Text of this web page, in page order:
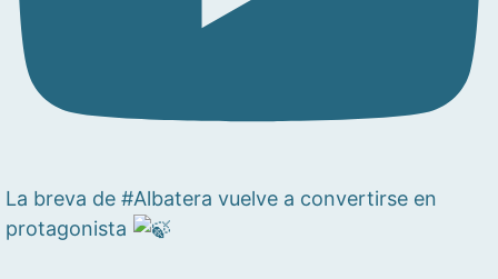
La breva de #Albatera vuelve a convertirse en
protagonista